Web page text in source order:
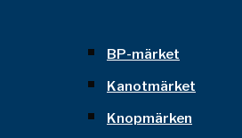
BP-märket
Kanotmärket
Knopmärken